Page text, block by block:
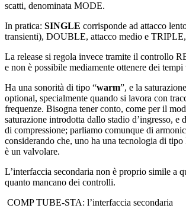
scatti, denominata MODE.
In pratica: SINGLE corrisponde ad attacco
transienti), DOUBLE, attacco medio e
La release si regola invece tramite il controllo
e non è possibile mediamente ottenere dei tempi
Ha una sonorità di tipo “warm”, e la
optional, specialmente quando si lavora con
frequenze. Bisogna tener conto, come per il
saturazione introdotta dallo stadio d’ingresso, e
di compressione; parliamo comunque di
considerando che, uno ha una tecnologia di tipo
è un valvolare.
L’interfaccia secondaria non è proprio simile a
quanto mancano dei controlli.
COMP TUBE-STA: l’interfaccia secondaria